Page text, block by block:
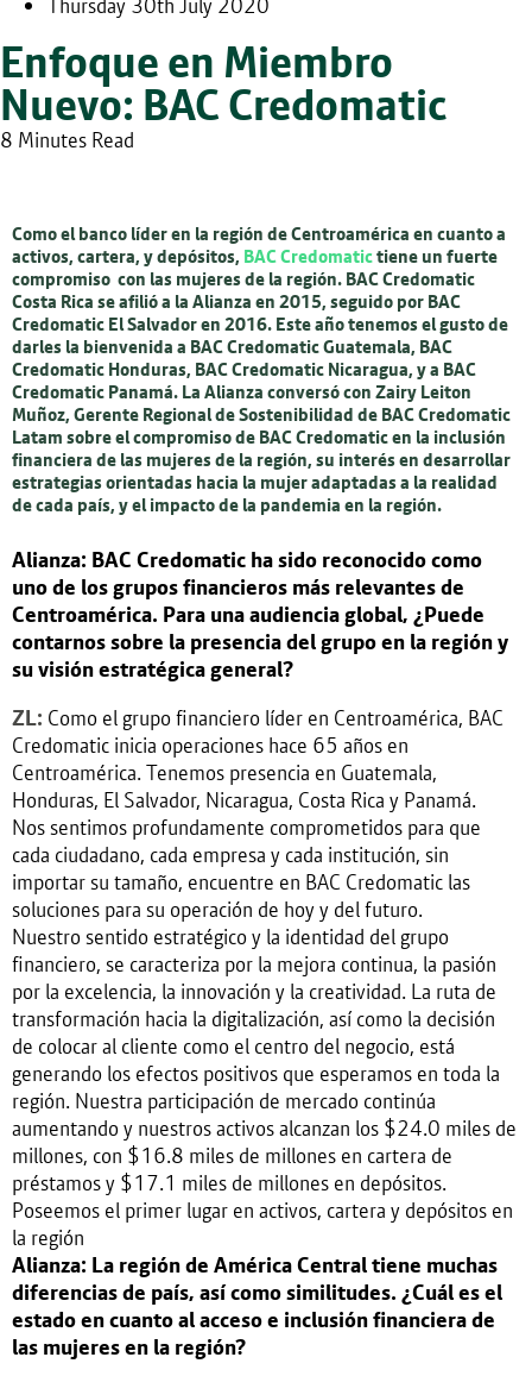
Enfoque en Miembro
Nuevo: BAC Credomatic
8 Minutes Read
Como el banco líder en la región de Centroamérica en cuanto a
activos, cartera, y depósitos, BAC Credomatictiene un fuerte
compromiso con las mujeres de la región. BAC Credomatic
Costa Rica se afilió a la Alianza en 2015, seguido por BAC
Credomatic El Salvador en 2016. Este año tenemos el gusto de
darles la bienvenida a BAC Credomatic Guatemala, BAC
Credomatic Honduras, BAC Credomatic Nicaragua, y a BAC
Credomatic Panamá. La Alianza conversó con Zairy Leiton
Muñoz, Gerente Regional de Sostenibilidad de BAC Credomatic
Latam sobre el compromiso de BAC Credomatic en la inclusión
financiera de las mujeres de la región, su interés en desarrollar
estrategias orientadas hacia la mujer adaptadas a la realidad
de cada país, y el impacto de la pandemia en la región.
Alianza: BAC Credomatic ha sido reconocido como
uno de los grupos financieros más relevantes de
Centroamérica. Para una audiencia global, ¿Puede
contarnos sobre la presencia del grupo en la región y
su visión estratégica general?
ZL: Como el grupo financiero líder en Centroamérica, BAC
Credomatic inicia operaciones hace 65 años en
Centroamérica. Tenemos presencia en Guatemala,
Honduras, El Salvador, Nicaragua, Costa Rica y Panamá.
Nos sentimos profundamente comprometidos para que
cada ciudadano, cada empresa y cada institución, sin
importar su tamaño, encuentre en BAC Credomatic las
soluciones para su operación de hoy y del futuro.
Nuestro sentido estratégico y la identidad del grupo
financiero, se caracteriza por la mejora continua, la pasión
por la excelencia, la innovación y la creatividad. La ruta de
transformación hacia la digitalización, así como la decisión
de colocar al cliente como el centro del negocio, está
generando los efectos positivos que esperamos en toda la
región. Nuestra participación de mercado continúa
aumentando y nuestros activos alcanzan los $24.0 miles de
millones, con $16.8 miles de millones en cartera de
préstamos y $17.1 miles de millones en depósitos.
Poseemos el primer lugar en activos, cartera y depósitos en
la región
Alianza: La región de América Central tiene muchas
diferencias de país, así como similitudes. ¿Cuál es el
estado en cuanto al acceso e inclusión financiera de
las mujeres en la región?